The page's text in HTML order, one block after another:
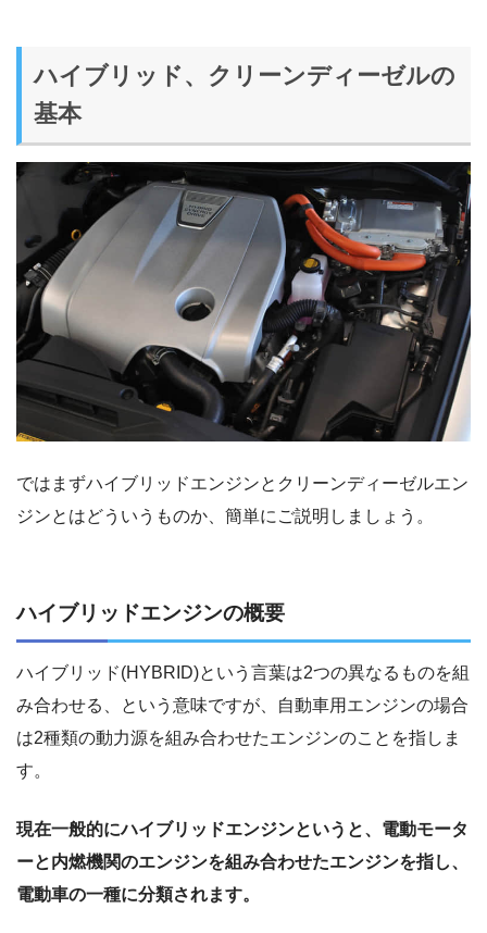
ハイブリッド、クリーンディーゼルの
基本
ではまずハイブリッドエンジンとクリーンディーゼルエン
ジンとはどういうものか、簡単にご説明しましょう。
ハイブリッドエンジンの概要
ハイブリッド(HYBRID)という言葉は2つの異なるものを組
み合わせる、という意味ですが、自動車用エンジンの場合
は2種類の動力源を組み合わせたエンジンのことを指しま
す。
現在一般的にハイブリッドエンジンというと、電動モータ
ーと内燃機関のエンジンを組み合わせたエンジンを指し、
電動車の一種に分類されます。